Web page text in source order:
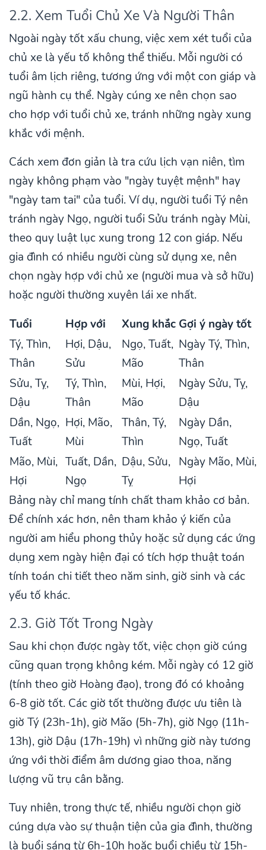
2.2. Xem Tuổi Chủ Xe Và Người Thân
Ngoài ngày tốt xấu chung, việc xem xét tuổi của
chủ xe là yếu tố không thể thiếu. Mỗi người có
tuổi âm lịch riêng, tương ứng với một con giáp và
ngũ hành cụ thể. Ngày cúng xe nên chọn sao
cho hợp với tuổi chủ xe, tránh những ngày xung
khắc với mệnh.
Cách xem đơn giản là tra cứu lịch vạn niên, tìm
ngày không phạm vào "ngày tuyệt mệnh" hay
"ngày tam tai" của tuổi. Ví dụ, người tuổi Tý nên
tránh ngày Ngọ, người tuổi Sửu tránh ngày Mùi,
theo quy luật lục xung trong 12 con giáp. Nếu
gia đình có nhiều người cùng sử dụng xe, nên
chọn ngày hợp với chủ xe (người mua và sở hữu)
hoặc người thường xuyên lái xe nhất.
Tuổi
Hợp với Xung khắc Gợi ý ngày tốt
Tý, Thìn,
Thân
Hợi, Dậu,
Sửu
Ngọ, Tuất,
Mão
Ngày Tý, Thìn,
Thân
Sửu, Tỵ,
Dậu
Tý, Thìn,
Thân
Mùi, Hợi,
Mão
Ngày Sửu, Tỵ,
Dậu
Dần, Ngọ,
Tuất
Hợi, Mão,
Mùi
Thân, Tý,
Thìn
Ngày Dần,
Ngọ, Tuất
Mão, Mùi,
Hợi
Tuất, Dần,
Ngọ
Dậu, Sửu,
Tỵ
Ngày Mão, Mùi,
Hợi
Bảng này chỉ mang tính chất tham khảo cơ bản.
Để chính xác hơn, nên tham khảo ý kiến của
người am hiểu phong thủy hoặc sử dụng các ứng
dụng xem ngày hiện đại có tích hợp thuật toán
tính toán chi tiết theo năm sinh, giờ sinh và các
yếu tố khác.
2.3. Giờ Tốt Trong Ngày
Sau khi chọn được ngày tốt, việc chọn giờ cúng
cũng quan trọng không kém. Mỗi ngày có 12 giờ
(tính theo giờ Hoàng đạo), trong đó có khoảng
6-8 giờ tốt. Các giờ tốt thường được ưu tiên là
giờ Tý (23h-1h), giờ Mão (5h-7h), giờ Ngọ (11h-
13h), giờ Dậu (17h-19h) vì những giờ này tương
ứng với thời điểm âm dương giao thoa, năng
lượng vũ trụ cân bằng.
Tuy nhiên, trong thực tế, nhiều người chọn giờ
cúng dựa vào sự thuận tiện của gia đình, thường
là buổi sáng từ 6h-10h hoặc buổi chiều từ 15h-